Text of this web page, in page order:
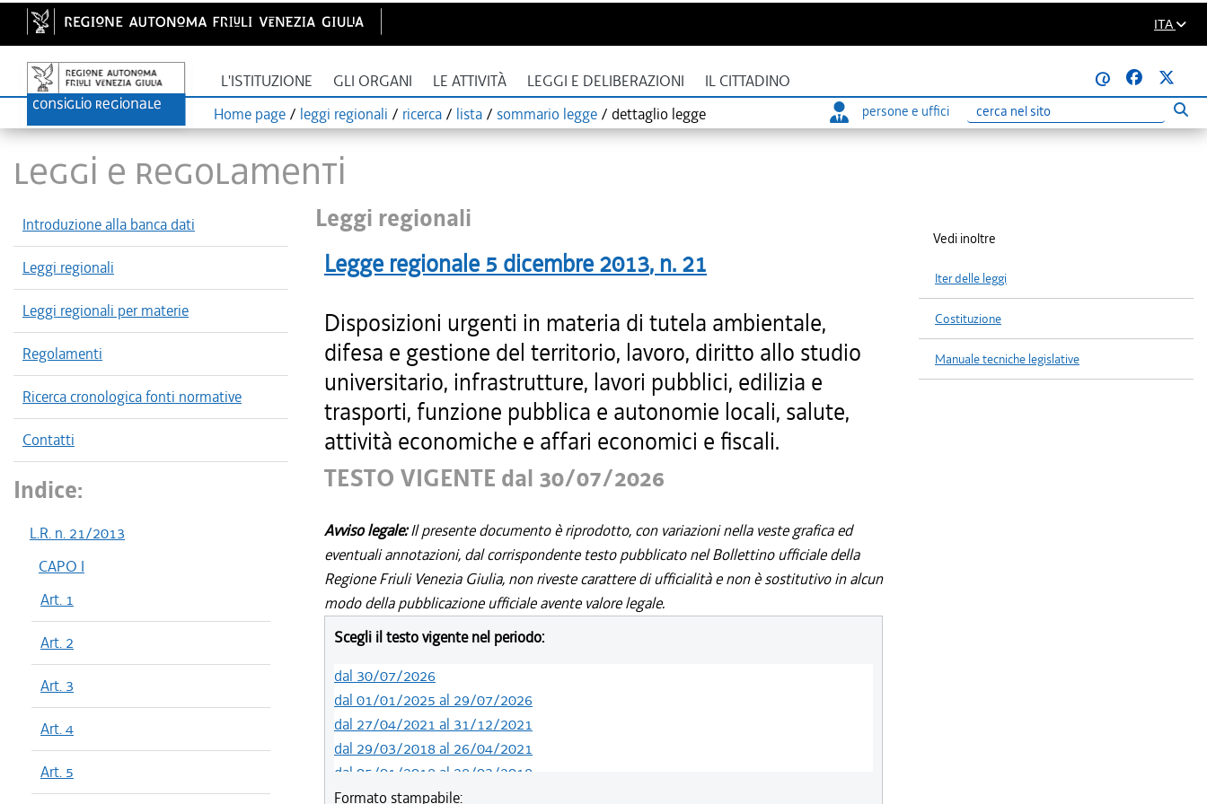
ITA
L'ISTITUZIONE GLI ORGANI LE ATTIVITÀ LEGGI E DELIBERAZIONI IL CITTADINO
@
Home page / leggi regionali / ricerca / lista / sommario legge / dettaglio legge persone e uffici
Ricerca
LEGGI E REGOLAMENTI
Introduzione alla banca dati
Leggi regionali
Leggi regionali per materie
Regolamenti
Ricerca cronologica fonti normative
Contatti
Indice:
L.R. n. 21/2013
CAPO I
Art. 1
Art. 2
Art. 3
Art. 4
Art. 5
Leggi regionali
Legge regionale 5 dicembre 2013, n. 21
Disposizioni urgenti in materia di tutela ambientale,
difesa e gestione del territorio, lavoro, diritto allo studio
universitario, infrastrutture, lavori pubblici, edilizia e
trasporti, funzione pubblica e autonomie locali, salute,
attività economiche e affari economici e fiscali.
TESTO VIGENTE dal 30/07/2026
Avviso legale:Il presente documento è riprodotto, con variazioni nella veste grafica ed
eventuali annotazioni, dal corrispondente testo pubblicato nel Bollettino ufficiale della
Regione Friuli Venezia Giulia, non riveste carattere di ufficialità e non è sostitutivo in alcun
modo della pubblicazione ufficiale avente valore legale.
Scegli il testo vigente nel periodo:
dal 30/07/2026
dal 01/01/2025 al 29/07/2026
dal 27/04/2021 al 31/12/2021
dal 29/03/2018 al 26/04/2021
dal 05/01/2018 al 28/03/2018
dal 01/01/2018 al 04/01/2018
Formato stampabile:
Vedi inoltre
Iter delle leggi
Costituzione
Manuale tecniche legislative